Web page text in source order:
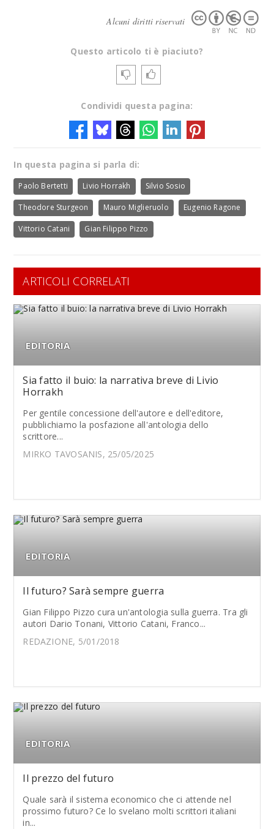
Alcuni diritti riservati
Questo articolo ti è piaciuto?
Condividi questa pagina:
In questa pagina si parla di:
Paolo Bertetti Livio Horrakh Silvio Sosio
Theodore Sturgeon Mauro Miglieruolo Eugenio Ragone
Vittorio Catani Gian Filippo Pizzo
ARTICOLI CORRELATI
EDITORIA
Sia fatto il buio: la narrativa breve di Livio
Horrakh
Per gentile concessione dell'autore e dell'editore,
pubblichiamo la posfazione all'antologia dello
scrittore...
MIRKO TAVOSANIS, 25/05/2025
EDITORIA
Il futuro? Sarà sempre guerra
Gian Filippo Pizzo cura un'antologia sulla guerra. Tra gli
autori Dario Tonani, Vittorio Catani, Franco...
REDAZIONE, 5/01/2018
EDITORIA
Il prezzo del futuro
Quale sarà il sistema economico che ci attende nel
prossimo futuro? Ce lo svelano molti scrittori italiani
in...